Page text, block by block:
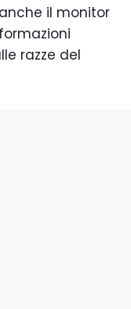
il monitor
razze del